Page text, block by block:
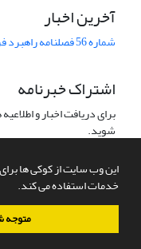
این وب سایت از کوکی ها برای
خدمات استفاده می کند.
آخرین اخبار
شماره 56 فصلنامه راهبرد فرهنگ منتشر شد
اشتراک خبرنامه
برای دریافت اخبار و
شوید.
سامانه مدیریت نشریات